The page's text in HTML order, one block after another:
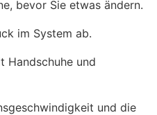
bevor Sie etwas ändern.
im System ab.
Handschuhe und
und die